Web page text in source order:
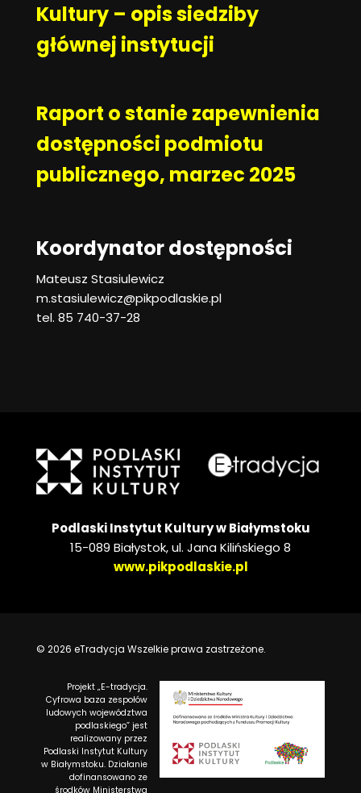
Kultury – opis siedziby
głównej instytucji
Raport o stanie zapewnienia
dostępności podmiotu
publicznego, marzec 2025
Koordynator dostępności
Mateusz Stasiulewicz
m.stasiulewicz@pikpodlaskie.pl
tel. 85 740-37-28
Podlaski Instytut Kultury w Białymstoku
15-089 Białystok, ul. Jana Kilińskiego 8
www.pikpodlaskie.pl
© 2026 eTradycja Wszelkie prawa zastrzeżone.
Projekt „E-tradycja.
Cyfrowa baza zespołów
ludowych województwa
podlaskiego” jest
realizowany przez
Podlaski Instytut Kultury
w Białymstoku. Działanie
dofinansowano ze
środków Ministerstwa